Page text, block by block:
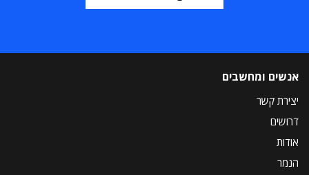
אנשים ומחשבים
יצירת קשר
דרושים
אודות
הנמר